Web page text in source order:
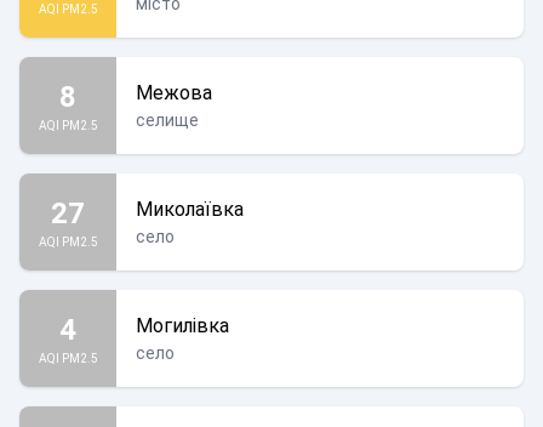
AQI PM2.5
8
AQI PM2.5
Межова
селище
27
AQI PM2.5
Миколаївка
село
4
AQI PM2.5
Могилівка
село